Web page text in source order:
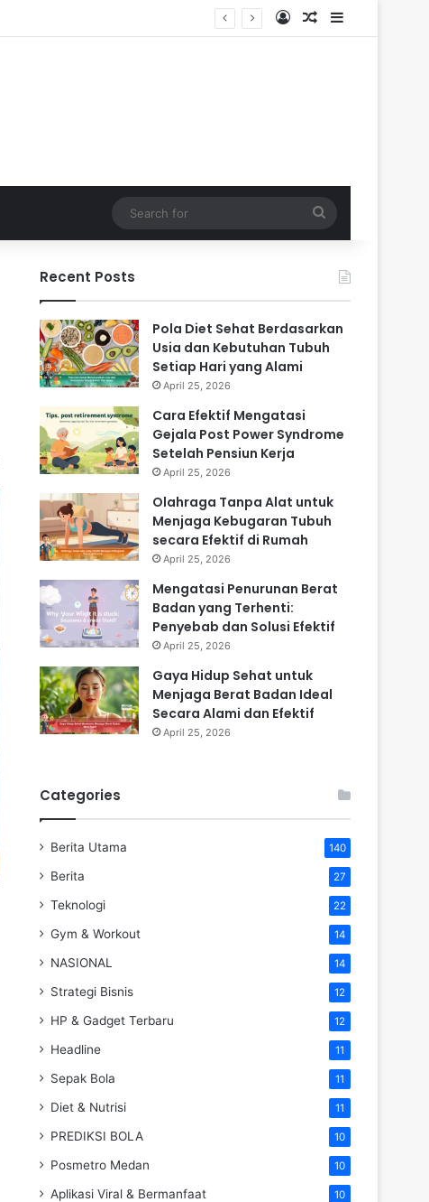
Log InRandom Article
Sidebar
for
Recent Posts
Pola Diet Sehat Berdasarkan
Usia dan Kebutuhan Tubuh
Setiap Hari yang Alami
April 25, 2026
Cara Efektif Mengatasi
Gejala Post Power Syndrome
Setelah Pensiun Kerja
April 25, 2026
Olahraga Tanpa Alat untuk
Menjaga Kebugaran Tubuh
secara Efektif di Rumah
April 25, 2026
Mengatasi Penurunan Berat
Badan yang Terhenti:
Penyebab dan Solusi Efektif
April 25, 2026
Gaya Hidup Sehat untuk
Menjaga Berat Badan Ideal
Secara Alami dan Efektif
April 25, 2026
Categories
Berita Utama 140
Berita 27
Teknologi 22
Gym & Workout 14
NASIONAL 14
Strategi Bisnis 12
HP & Gadget Terbaru 12
Headline 11
Sepak Bola 11
Diet & Nutrisi 11
PREDIKSI BOLA 10
Posmetro Medan 10
Aplikasi Viral & Bermanfaat 10